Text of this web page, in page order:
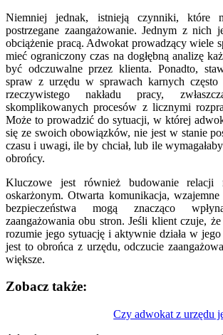
Niemniej jednak, istnieją czynniki, które
postrzegane zaangażowanie. Jednym z nich
obciążenie pracą. Adwokat prowadzący wiele
mieć ograniczony czas na dogłębną analizę
być odczuwalne przez klienta. Ponadto,
spraw z urzędu w sprawach karnych często
rzeczywistego nakładu pracy,
skomplikowanych procesów z licznymi
Może to prowadzić do sytuacji, w której
się ze swoich obowiązków, nie jest w stanie
czasu i uwagi, ile by chciał, lub ile
obrońcy.
Kluczowe jest również budowanie relacji
oskarżonym. Otwarta komunikacja,
bezpieczeństwa mogą znacząco
zaangażowania obu stron. Jeśli klient czuje, że
rozumie jego sytuację i aktywnie działa w
jest to obrońca z urzędu, odczucie
większe.
Zobacz także:
Czy adwokat z urzędu